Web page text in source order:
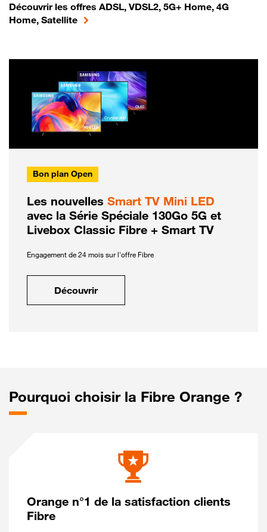
Découvrir les offres ADSL, VDSL2, 5G+ Home, 4G
Home, Satellite
Bon plan Open
Les nouvelles Smart TV Mini LED
avec la Série Spéciale 130Go 5G et
Livebox Classic Fibre + Smart TV
Engagement de 24 mois sur l'offre Fibre
Découvrir
Pourquoi choisir la Fibre Orange ?
Orange n°1 de la satisfaction clients
Fibre